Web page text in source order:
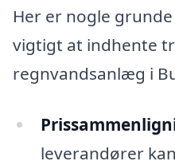
Her er nogle
vigtigt at indhente
regnvandsanlæg i
leverandører